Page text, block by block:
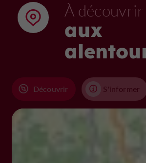
À découvrir
aux
Découvrir S'informer